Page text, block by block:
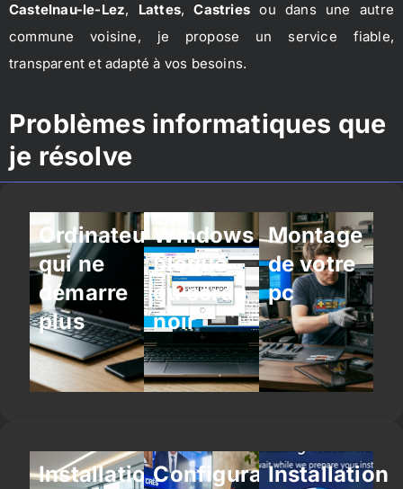
Castelnau-le-Lez, Lattes,Castries ou dans une autre
commune voisine, je propose un service fiable,
transparent et adapté à vos besoins.
Problèmes informatiques que
je résolve
Ordinateur
qui ne
démarre
plus
Windows
bloqué
ou écran
noir
Montage
de votre
pc
InstallationConfigurationInstallation